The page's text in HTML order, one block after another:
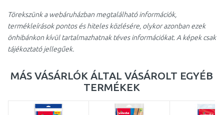
Törekszünk a webáruházban megtalálható információk,
termékleírások pontos és hiteles közlésére, olykor azonban ezek
önhibánkon kívül tartalmazhatnak téves információkat. A képek csak
tájékoztató jellegűek.
MÁS VÁSÁRLÓK ÁLTAL VÁSÁROLT EGYÉB
TERMÉKEK